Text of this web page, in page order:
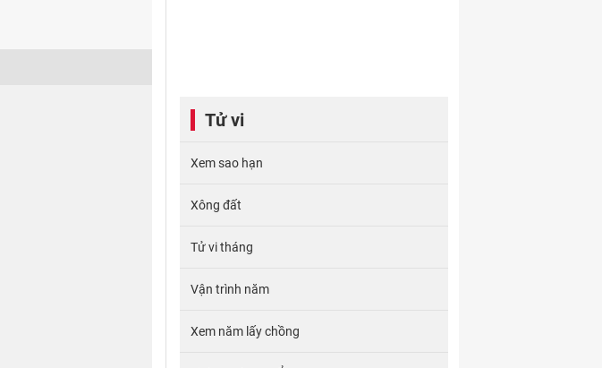
Tử vi
Xem sao hạn
Xông đất
Tử vi tháng
Vận trình năm
Xem năm lấy chồng